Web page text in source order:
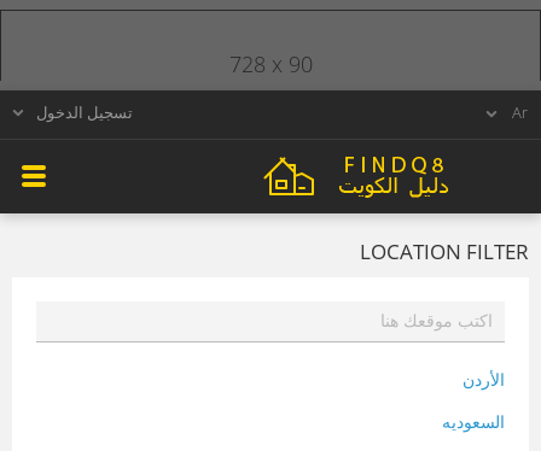
تسجيل الدخول
LOCATION FILTER
الأردن
السعوديه
728 x 90